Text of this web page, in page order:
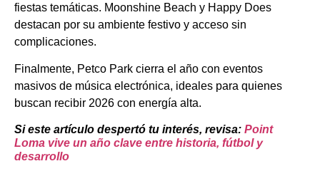
fiestas temáticas. Moonshine Beach y Happy Does
destacan por su ambiente festivo y acceso sin
complicaciones.
Finalmente, Petco Park cierra el año con eventos
masivos de música electrónica, ideales para quienes
buscan recibir 2026 con energía alta.
Si este artículo despertó tu interés, revisa: Point
Loma vive un año clave entre historia, fútbol y
desarrollo